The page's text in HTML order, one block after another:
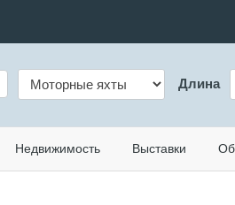
Длина
Недвижимость Выставки